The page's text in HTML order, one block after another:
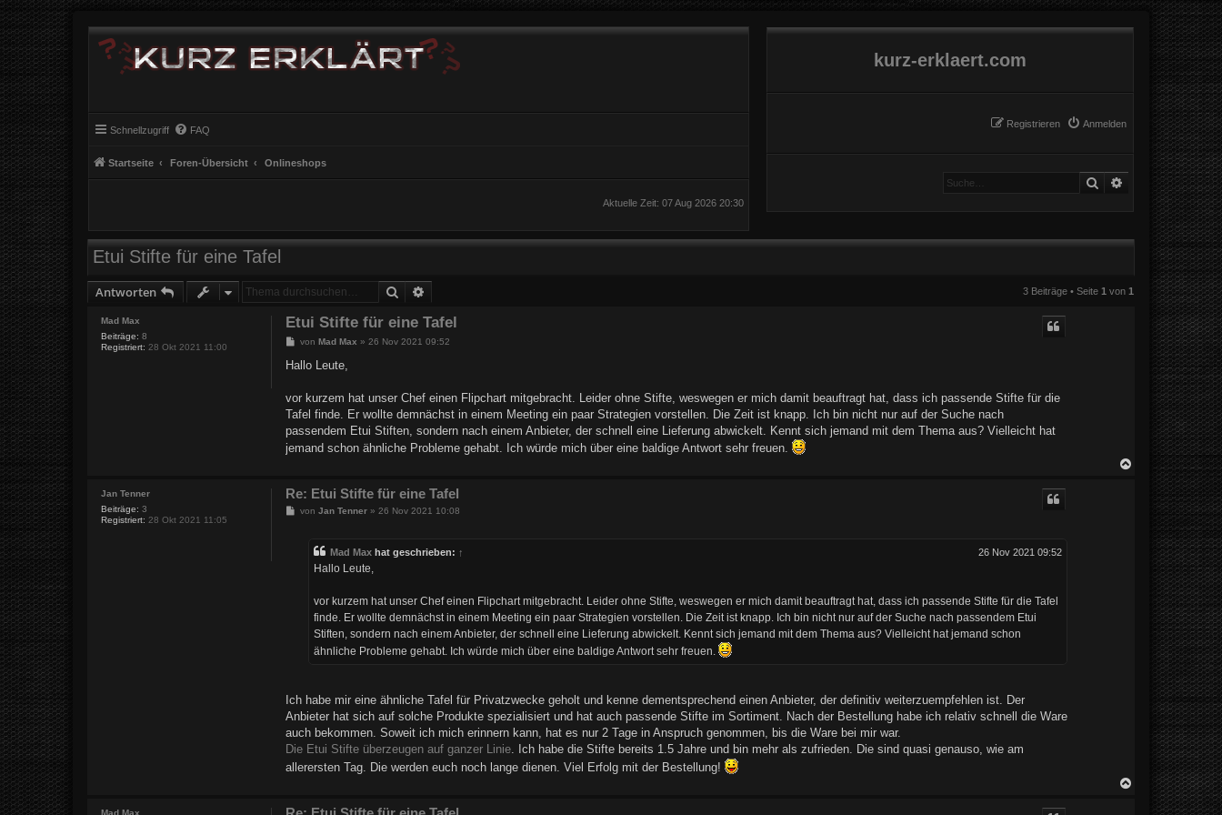
kurz-erklaert.com
Anmelden
Registrieren
Schnellzugriff FAQ
Startseite Foren-Übersicht Onlineshops
Suche Erweiterte Suche
Aktuelle Zeit: 07 Aug 2026 20:30
Etui Stifte für eine Tafel
Antworten Suche 3 Beiträge • Seite 1von 1
Mad Max
Beiträge: 8
Registriert: 28 Okt 2021 11:00
Etui Stifte für eine Tafel
B
i
a
vonMad Max »26 Nov 2021 09:52
Hallo Leute,
vor kurzem hat unser Chef einen Flipchart mitgebracht. Leider ohne Stifte, weswegen er mich damit beauftragt hat, dass ich passende Stifte für die
Tafel finde. Er wollte demnächst in einem Meeting ein paar Strategien vorstellen. Die Zeit ist knapp. Ich bin nicht nur auf der Suche nach
passendem Etui Stiften, sondern nach einem Anbieter, der schnell eine Lieferung abwickelt. Kennt sich jemand mit dem Thema aus? Vielleicht hat
jemand schon ähnliche Probleme gehabt. Ich würde mich über eine baldige Antwort sehr freuen.
Jan Tenner
Beiträge: 3
Registriert: 28 Okt 2021 11:05
Re: Etui Stifte für eine Tafel
BvonJan Tenner »26 Nov 2021 10:08
Mad Max hat geschrieben: ↑ 26 Nov 2021 09:52
Hallo Leute,
vor kurzem hat unser Chef einen Flipchart mitgebracht. Leider ohne Stifte, weswegen er mich damit beauftragt hat, dass ich passende Stifte für die Tafel
finde. Er wollte demnächst in einem Meeting ein paar Strategien vorstellen. Die Zeit ist knapp. Ich bin nicht nur auf der Suche nach passendem Etui
Stiften, sondern nach einem Anbieter, der schnell eine Lieferung abwickelt. Kennt sich jemand mit dem Thema aus? Vielleicht hat jemand schon
ähnliche Probleme gehabt. Ich würde mich über eine baldige Antwort sehr freuen.
Ich habe mir eine ähnliche Tafel für Privatzwecke geholt und kenne dementsprechend einen Anbieter, der definitiv weiterzuempfehlen ist. Der
Anbieter hat sich auf solche Produkte spezialisiert und hat auch passende Stifte im Sortiment. Nach der Bestellung habe ich relativ schnell die Ware
auch bekommen. Soweit ich mich erinnern kann, hat es nur 2 Tage in Anspruch genommen, bis die Ware bei mir war.
Die Etui Stifte überzeugen auf ganzer Linie. Ich habe die Stifte bereits 1.5 Jahre und bin mehr als zufrieden. Die sind quasi genauso, wie am
allerersten Tag. Die werden euch noch lange dienen. Viel Erfolg mit der Bestellung!
Mad Max